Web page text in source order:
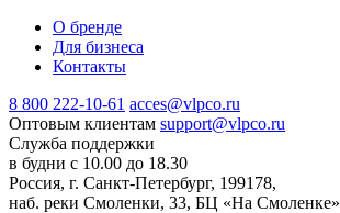
О бренде
Для бизнеса
Контакты
8 800 222-10-61 acces@vlpco.ru
Оптовым клиентам support@vlpco.ru
Служба поддержки
в будни с 10.00 до 18.30
Россия, г. Санкт-Петербург, 199178,
наб. реки Смоленки, 33, БЦ «На Смоленке»